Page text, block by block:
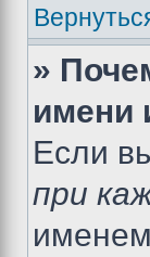
»
имени
Если
при